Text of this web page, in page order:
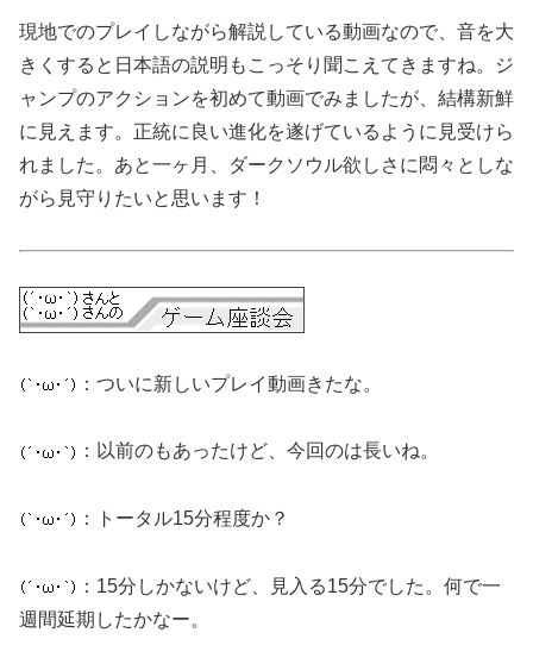
現地でのプレイしながら解説している動画なので、音を大
きくすると日本語の説明もこっそり聞こえてきますね。ジ
ャンプのアクションを初めて動画でみましたが、結構新鮮
に見えます。正統に良い進化を遂げているように見受けら
れました。あと一ヶ月、ダークソウル欲しさに悶々としな
がら見守りたいと思います！
：ついに新しいプレイ動画きたな。
：以前のもあったけど、今回のは長いね。
：トータル15分程度か？
：15分しかないけど、見入る15分でした。何で一
週間延期したかなー。